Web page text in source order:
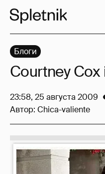
Блоги
Courtney Cox
23:58, 25 августа 2009
Автор: Chica-valiente